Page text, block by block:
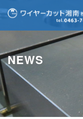
NEWS